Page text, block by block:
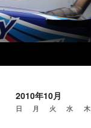
2010年10月
日 月 火 水 木